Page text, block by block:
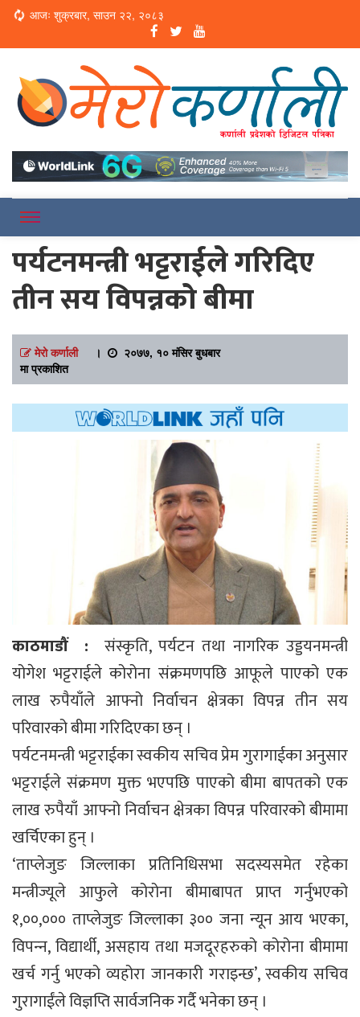
Loading...
आजः शुक्रबार, साउन २२, २०८३
Merokarnali
पर्यटनमन्त्री भट्टराईले गरिदिए
तीन सय विपन्नको बीमा
मेरो कर्णाली।
२०७७, १० मंसिर बुधबार
मा प्रकाशित
काठमाडौं :
संस्कृति, पर्यटन तथा नागरिक उड्डयनमन्त्री
योगेश भट्टराईले कोरोना संक्रमणपछि आफूले पाएको एक
लाख रुपैयाँले आफ्नो निर्वाचन क्षेत्रका विपन्न तीन सय
परिवारको बीमा गरिदिएका छन् ।
पर्यटनमन्त्री भट्टराईका स्वकीय सचिव प्रेम गुरागाईका अनुसार
भट्टराईले संक्रमण मुक्त भएपछि पाएको बीमा बापतको एक
लाख रुपैयाँ आफ्नो निर्वाचन क्षेत्रका विपन्न परिवारको बीमामा
खर्चिएका हुन् ।
‘ताप्लेजुङ जिल्लाका प्रतिनिधिसभा सदस्यसमेत रहेका
मन्त्रीज्यूले आफुले कोरोना बीमाबापत प्राप्त गर्नुभएको
१,००,००० ताप्लेजुङ जिल्लाका ३०० जना न्यून आय भएका,
विपन्‍न, विद्यार्थी, असहाय तथा मजदूरहरुको कोरोना बीमामा
खर्च गर्नु भएको व्यहोरा जानकारी गराइन्छ’, स्वकीय सचिव
गुरागाईंले विज्ञप्ति सार्वजनिक गर्दै भनेका छन् ।